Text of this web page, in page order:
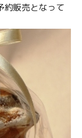
約販売となって